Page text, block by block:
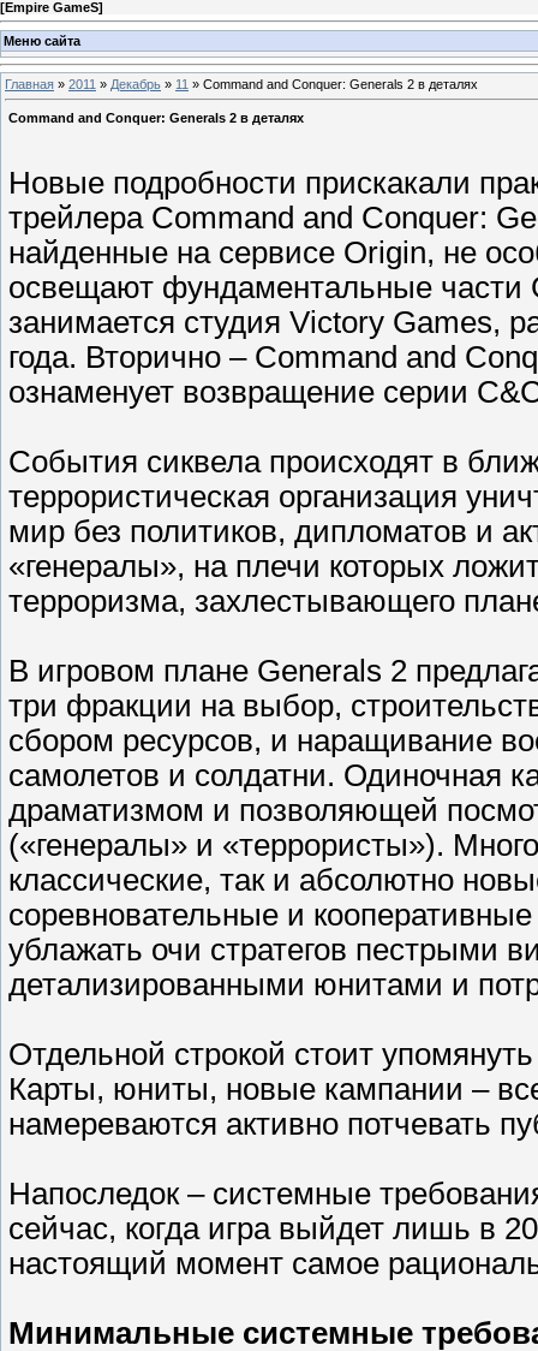
[Empire GameS]
Меню сайта
Главная » 2011 » Декабрь » 11 » Command and Conquer: Generals 2 в деталях
Command and Conquer: Generals 2 в деталях
Новые подробности прискакали
трейлера Command and Conquer:
найденные на сервисе Origin, не
освещают фундаментальные части
занимается студия Victory Games,
года. Вторично – Command and
ознаменует возвращение серии
События сиквела происходят в
террористическая организация
мир без политиков, дипломатов и
«генералы», на плечи которых
терроризма, захлестывающего
В игровом плане Generals 2
три фракции на выбор,
сбором ресурсов, и наращивание
самолетов и солдатни. Одиночная
драматизмом и позволяющей
(«генералы» и «террористы»).
классические, так и абсолютно
соревновательные и
ублажать очи стратегов пестрыми
детализированными юнитами и
Отдельной строкой стоит
Карты, юниты, новые кампании –
намереваются активно потчевать
Напоследок – системные
сейчас, когда игра выйдет лишь в
настоящий момент самое
Минимальные системные